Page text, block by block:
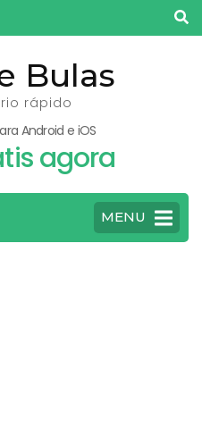
Bulas
rápido
Android e iOS
agora
MENU